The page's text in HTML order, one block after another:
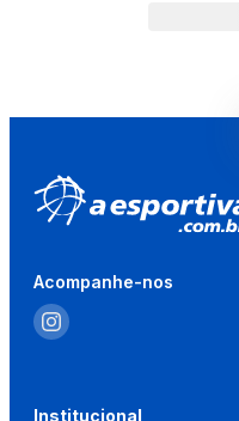
Acompanhe-nos
Institucional